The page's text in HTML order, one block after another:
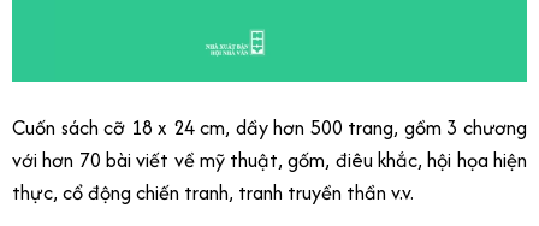
Cuốn sách cỡ 18 x 24 cm, dầy hơn 500 trang, gồm 3 chương
với hơn 70 bài viết về mỹ thuật, gốm, điêu khắc, hội họa hiện
thực, cổ động chiến tranh, tranh truyền thần v.v.